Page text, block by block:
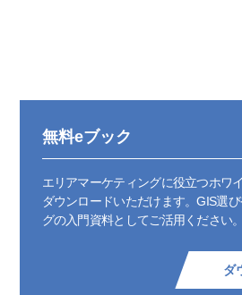
無料eブック
エリアマーケティングに役立つホワ
ダウンロードいただけます。GIS選
グの入門資料としてご活用ください。
ダ